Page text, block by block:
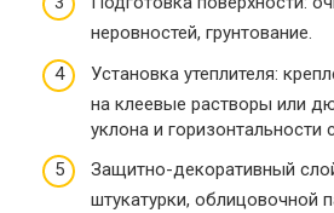
неровностей, грунтование.
Установка утеплителя:
на клеевые растворы или
уклона и горизонтальности
Защитно-декоративный
штукатурки, облицовочной